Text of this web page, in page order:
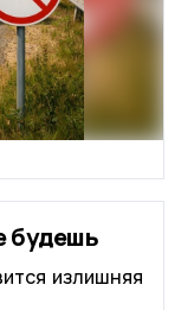
будешь
излишняя